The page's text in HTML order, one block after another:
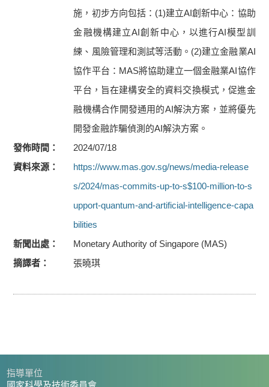
施，初步方向包括：(1)建立AI創新中心：協助
金融機構建立AI創新中心，以進行AI模型訓
練、風險管理和測試等活動。(2)建立金融業AI
協作平台：MAS將協助建立一個金融業AI協作
平台，旨在建構安全的資料交換模式，促進金
融機構合作開發通用的AI解決方案，並將優先
開發金融詐騙偵測的AI解決方案。
發佈時間
2024/07/18
資料來源
https://www.mas.gov.sg/news/media-release
s/2024/mas-commits-up-to-s$100-million-to-s
upport-quantum-and-artificial-intelligence-capa
bilities
新聞出處
Monetary Authority of Singapore (MAS)
摘譯者
張曉琪
指導單位
國家科學及技術委員會